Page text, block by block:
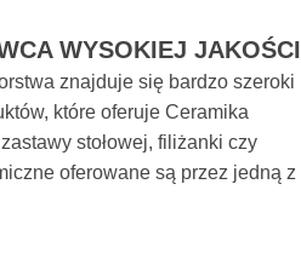
WYSOKIEJ JAKOŚCI
znajduje się bardzo szeroki
które oferuje Ceramika
stołowej, filiżanki czy
oferowane są przez jedną z